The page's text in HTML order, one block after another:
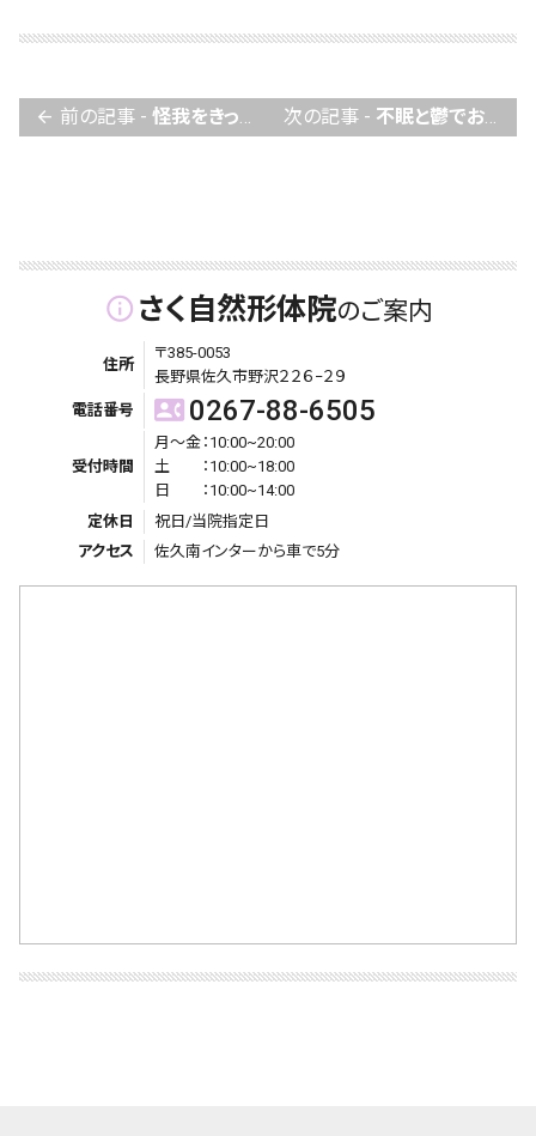
arrow_back 前の記事 - 怪我をきっかけとした膝痛からの不調 次の記事 - 不眠と鬱でお悩みの方から嬉しいお声
info_outline さく自然形体院のご案内
住所
〒385-0053
長野県佐久市野沢２２６−２９
電話番号
contact_phone 0267-88-6505
受付時間
月〜金：10:00~20:00
土 ：10:00~18:00
日 ：10:00~14:00
定休日
祝日/当院指定日
アクセス
佐久南インターから車で5分